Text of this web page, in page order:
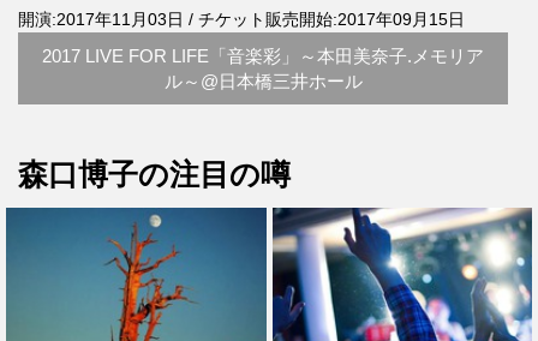
開演:2017年11月03日 / チケット販売開始:2017年09月15日
2017 LIVE FOR LIFE「音楽彩」～本田美奈子.メモリア
ル～@日本橋三井ホール
森口博子の注目の噂